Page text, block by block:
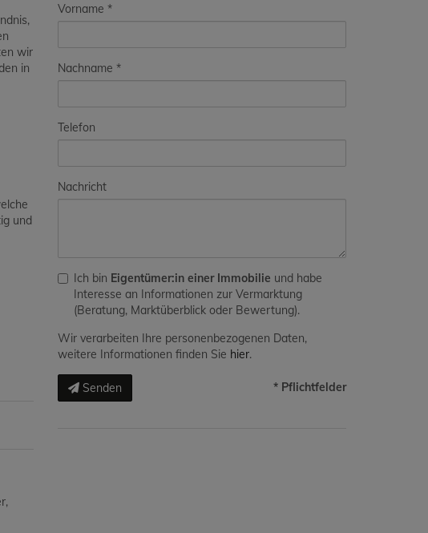
wir
in
und
Vorname
Nachname
Telefon
Nachricht
Ich bin Eigentümer:in einer Immobilie und habe
Interesse an Informationen zur Vermarktung
(Beratung, Marktüberblick oder Bewertung).
Wir verarbeiten Ihre personenbezogenen Daten,
weitere Informationen finden Sie hier.
Senden * Pflichtfelder